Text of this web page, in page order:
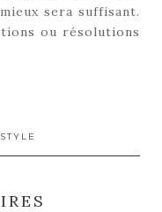
sera suffisant.
ou résolutions